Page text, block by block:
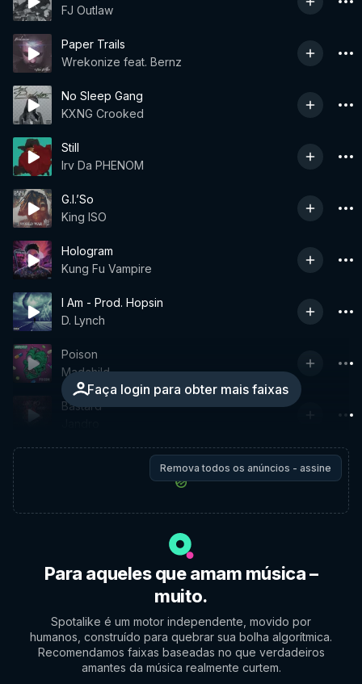
FJ Outlaw
Paper Trails
Wrekonize feat. Bernz
No Sleep Gang
KXNG Crooked
Still
Irv Da PHENOM
G.I.’So
King ISO
Hologram
Kung Fu Vampire
I Am - Prod. Hopsin
D. Lynch
Faça login para obter mais faixas
Poison
Madchild
Bastard
Remova todos os anúncios - assine
Para aqueles que amam música –
muito.
Spotalike é um motor independente, movido por
humanos, construído para quebrar sua bolha algorítmica.
Recomendamos faixas baseadas no que verdadeiros
amantes da música realmente curtem.